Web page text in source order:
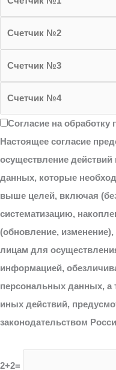
Согласие на
Настоящее согласие
осуществление
данных, которые
выше целей, включая
систематизацию,
(обновление,
лицам для
информацией,
персональных данных, а
иных действий,
законодательством
2+2=